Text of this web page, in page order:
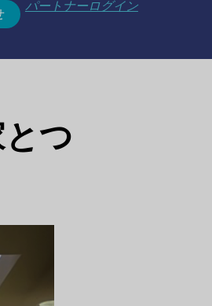
パートナーログイン
つ